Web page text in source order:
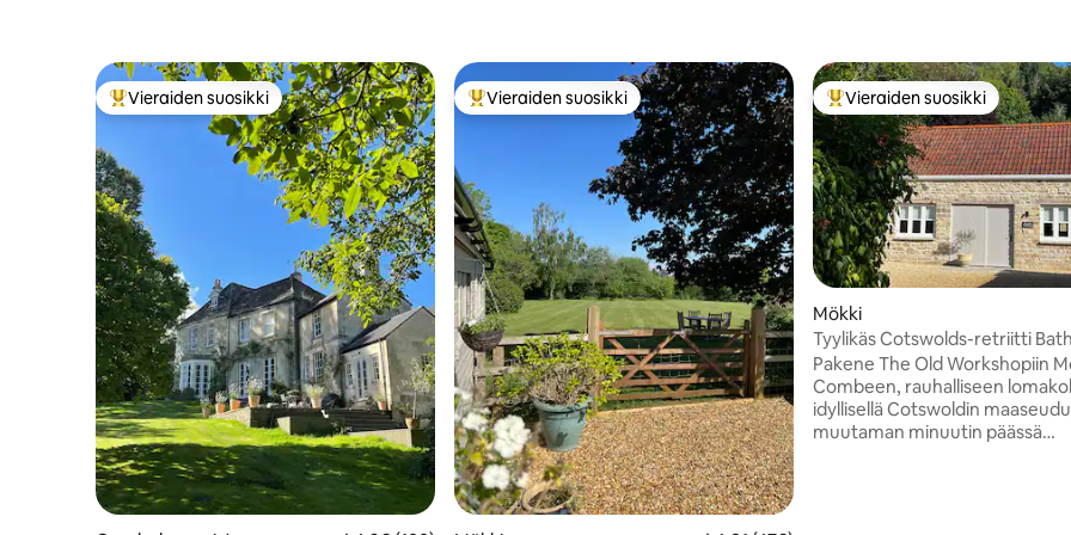
Vieraiden suosikkien parhaimmistoa
Vieraiden suosikki Vieraiden suosikkien parhaimmistoa
Vieraiden suosikki Vieraiden suosikkien
Vieraiden suosikki
Mökki
Tyylikäs Cotswolds-retriitti
Pysäköinti ja sähköajoneuvo
Pakene The Old Workshopiin
Combeen, rauhalliseen
idyllisellä Cotswoldin
muutaman minuutin päässä